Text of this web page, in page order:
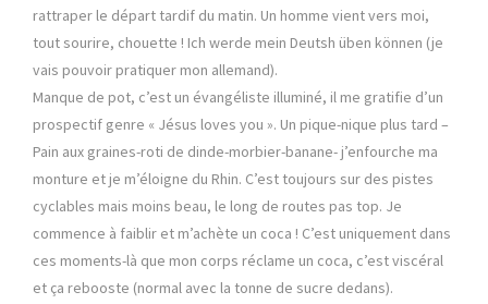
rattraper le départ tardif du matin. Un homme vient vers moi,
tout sourire, chouette ! Ich werde mein Deutsh üben können (je
vais pouvoir pratiquer mon allemand).
Manque de pot, c’est un évangéliste illuminé, il me gratifie d’un
prospectif genre « Jésus loves you ». Un pique-nique plus tard –
Pain aux graines-roti de dinde-morbier-banane- j’enfourche ma
monture et je m’éloigne du Rhin. C’est toujours sur des pistes
cyclables mais moins beau, le long de routes pas top. Je
commence à faiblir et m’achète un coca ! C’est uniquement dans
ces moments-là que mon corps réclame un coca, c’est viscéral
et ça rebooste (normal avec la tonne de sucre dedans).